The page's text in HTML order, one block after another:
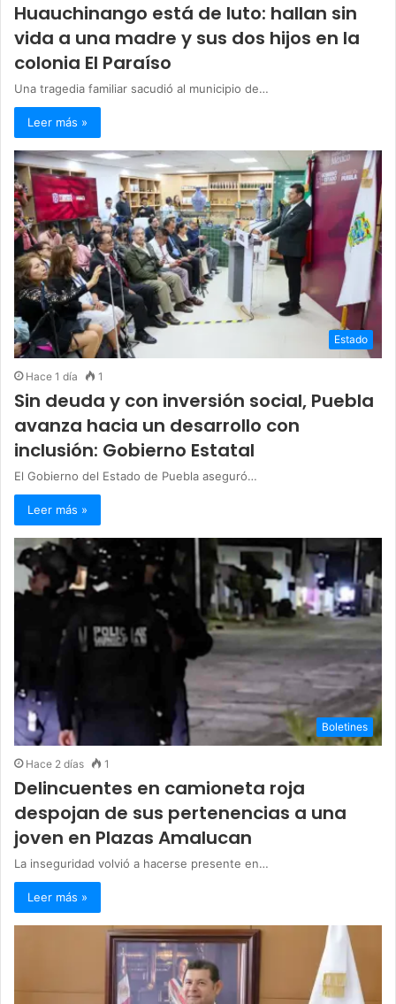
Huauchinango está de luto: hallan sin
vida a una madre y sus dos hijos en la
colonia El Paraíso
Una tragedia familiar sacudió al municipio de…
Leer más »
Estado
Hace 1 día 1
Sin deuda y con inversión social, Puebla
avanza hacia un desarrollo con
inclusión: Gobierno Estatal
El Gobierno del Estado de Puebla aseguró…
Leer más »
Boletines
Hace 2 días 1
Delincuentes en camioneta roja
despojan de sus pertenencias a una
joven en Plazas Amalucan
La inseguridad volvió a hacerse presente en…
Leer más »